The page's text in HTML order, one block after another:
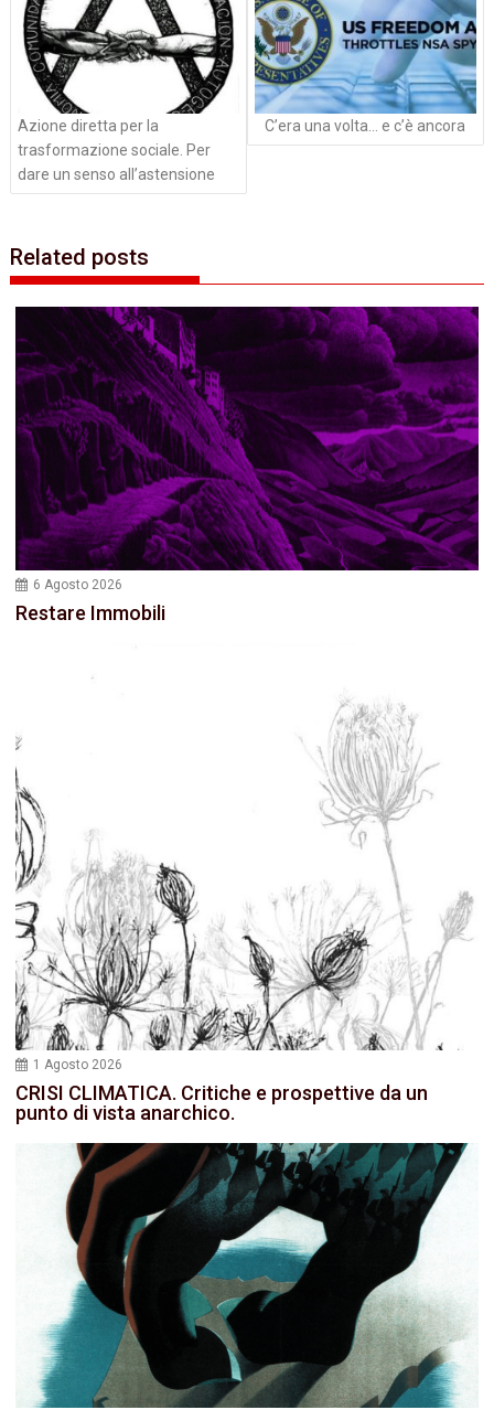
Azione diretta per la
trasformazione sociale. Per
dare un senso all’astensione
C’era una volta…‭ ‬e c’è ancora
Related posts
6 Agosto 2026
Restare Immobili
1 Agosto 2026
CRISI CLIMATICA. Critiche e prospettive da un
punto di vista anarchico.